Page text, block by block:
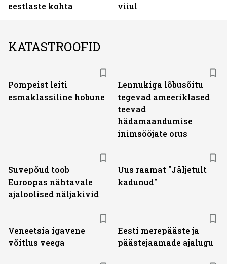
eestlaste kohta
viiul
KATASTROOFID
Pompeist leiti
esmaklassiline hobune
Lennukiga lõbusõitu
tegevad ameeriklased
teevad
hädamaandumise
inimsööjate orus
Suvepõud toob
Euroopas nähtavale
ajaloolised näljakivid
Uus raamat "Jäljetult
kadunud"
Veneetsia igavene
võitlus veega
Eesti merepääste ja
päästejaamade ajalugu